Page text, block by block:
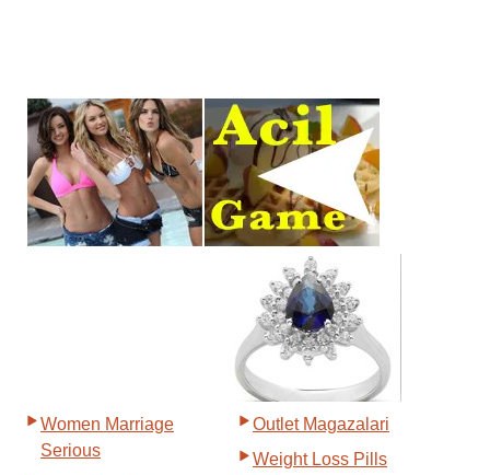
Women Marriage
Serious
Outlet Magazalari
Weight Loss Pills